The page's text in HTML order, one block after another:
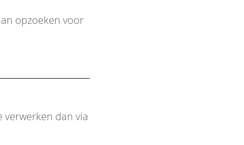
opzoeken voor
dan via